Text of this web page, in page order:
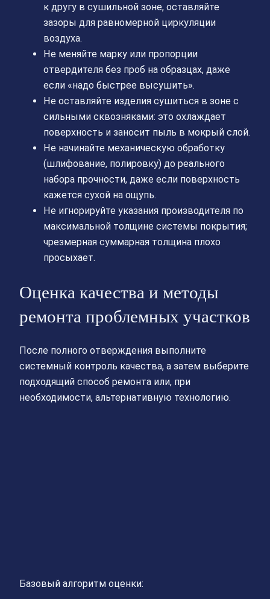
к другу в сушильной зоне, оставляйте
зазоры для равномерной циркуляции
воздуха.
Не меняйте марку или пропорции
отвердителя без проб на образцах, даже
если «надо быстрее высушить».
Не оставляйте изделия сушиться в зоне с
сильными сквозняками: это охлаждает
поверхность и заносит пыль в мокрый слой.
Не начинайте механическую обработку
(шлифование, полировку) до реального
набора прочности, даже если поверхность
кажется сухой на ощупь.
Не игнорируйте указания производителя по
максимальной толщине системы покрытия;
чрезмерная суммарная толщина плохо
просыхает.
Оценка качества и методы
ремонта проблемных участков
После полного отверждения выполните
системный контроль качества, а затем выберите
подходящий способ ремонта или, при
необходимости, альтернативную технологию.
Базовый алгоритм оценки: